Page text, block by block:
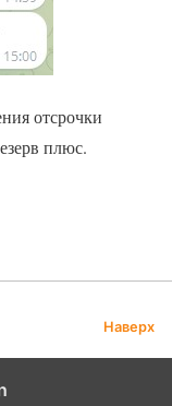
отсрочки
плюс.
Наверх